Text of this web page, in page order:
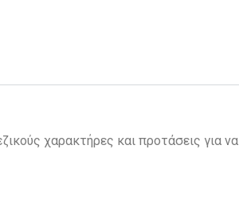
χαρακτήρες και προτάσεις για να